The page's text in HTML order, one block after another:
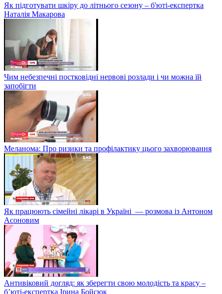
Як підготувати шкіру до літнього сезону – б'юті-експертка
Наталія Макарова
Чим небезпечні постковідні нервові розлади і чи можна їй
запобігти
Меланома: Про ризики та профілактику цього захворювання
Як працюють сімейні лікарі в Україні — розмова із Антоном
Асоновим
Антивіковий догляд: як зберегти свою молодість та красу –
б’юті-експертка Ірина Бойсюк